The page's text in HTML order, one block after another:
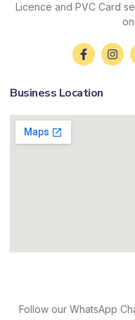
Licence and PVC Card
Business Location
Follow our WhatsApp